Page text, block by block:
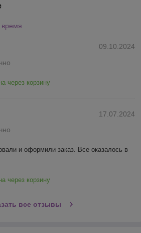
время
09.10.2024
через корзину
17.07.2024
и оформили заказ. Все оказалось в
через корзину
все отзывы